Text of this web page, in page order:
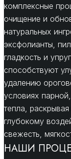
комплексные
очищение и
натуральных
эксфолианты,
гладкость и
способствуют
удалению
условиях
тепла,
глубокому
свежесть,
НАШИ